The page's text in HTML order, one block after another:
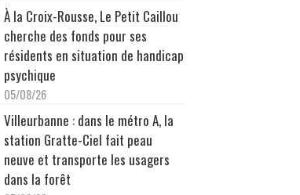
À la Croix-Rousse, Le Petit Caillou
cherche des fonds pour ses
résidents en situation de handicap
psychique
05/08/26
Villeurbanne : dans le métro A, la
station Gratte-Ciel fait peau
neuve et transporte les usagers
dans la forêt